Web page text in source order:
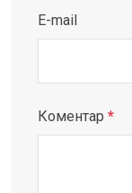
E-mail
Коментар *